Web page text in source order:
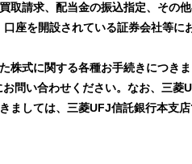
取請求、配当金の振込指定、その
口座を開設されている証券会社等
株式に関する各種お手続きにつき
お問い合わせください。なお、三菱
ましては、三菱UFJ信託銀行本支店